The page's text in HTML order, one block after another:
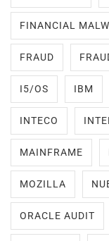
FINANCIAL
FRAUD
I5/OS IBM
INTECO
MAINFRAME
MOZILLA
ORACLE AUDIT